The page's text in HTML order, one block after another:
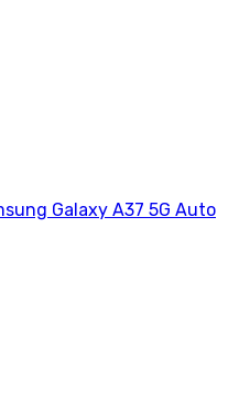
Galaxy A37 5G Auto